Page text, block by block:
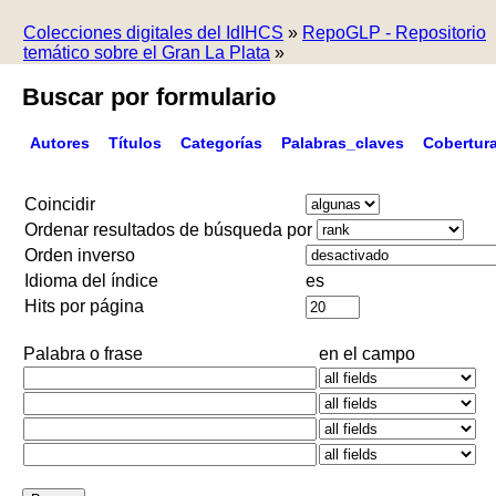
Colecciones digitales del IdIHCS » RepoGLP - Repositorio
temático sobre el Gran La Plata »
Buscar por formulario
Autores Títulos Categorías Palabras_claves
Coincidir
Ordenar resultados de búsqueda por
Orden inverso
Idioma del índice
es
Hits por página
Palabra o frase en el campo